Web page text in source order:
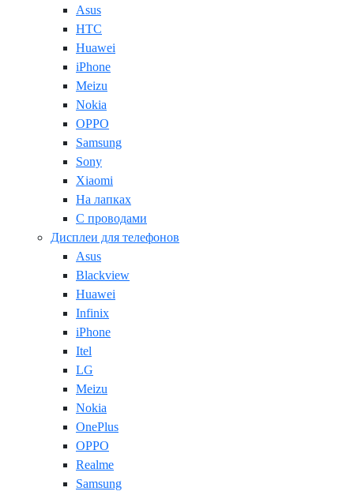
Asus
HTC
Huawei
iPhone
Meizu
Nokia
OPPO
Samsung
Sony
Xiaomi
На лапках
С проводами
Дисплеи для телефонов
Asus
Blackview
Huawei
Infinix
iPhone
Itel
LG
Meizu
Nokia
OnePlus
OPPO
Realme
Samsung